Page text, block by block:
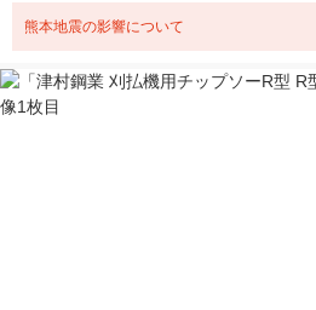
熊本地震の影響について